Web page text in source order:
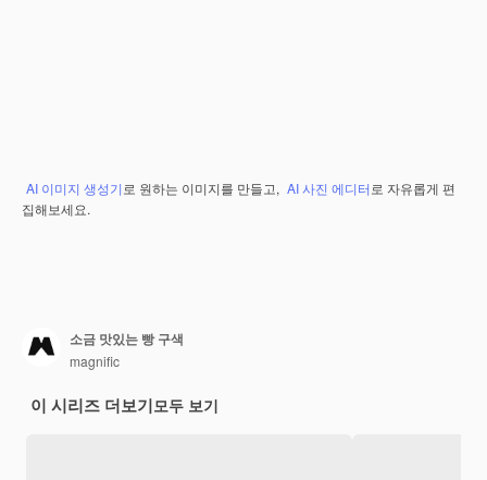
AI 이미지 생성기 로 원하는 이미지를 만들고, AI 사진 에디터 로 자유롭게 편
집해보세요.
소금 맛있는 빵 구색
magnific
이 시리즈 더보기모두 보기